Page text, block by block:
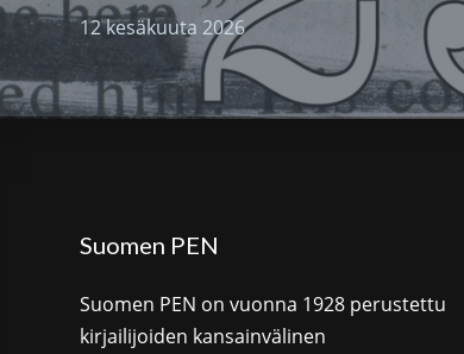
12 kesäkuuta 2026
Suomen PEN
Suomen PEN on vuonna 1928 perustettu
kirjailijoiden kansainvälinen